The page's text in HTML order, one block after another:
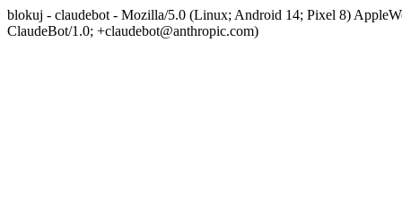
blokuj - claudebot - Mozilla/5.0 (Linux; Android 14; Pixel 8)
ClaudeBot/1.0; +claudebot@anthropic.com)